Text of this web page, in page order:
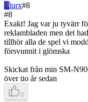
Llurx#8
#8
Exakt! Jag var ju tyvärr
reklambladen men det
tillhör alla de spel vi
försvunnit i glömska
Skickat från min SM-
över tio år sedan
0